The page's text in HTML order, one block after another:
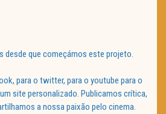
desde que começámos este projeto.
para o twitter, para o youtube para o
site personalizado. Publicamos crítica,
a nossa paixão pelo cinema.